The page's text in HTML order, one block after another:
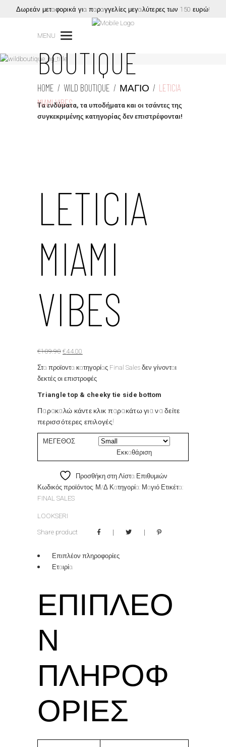
Δωρεάν μεταφορικά για παραγγελίες μεγαλύτερες των 150 ευρώ!
MENU
WILD
BOUTIQUE
HOME / WILD BOUTIQUE / ΜΑΓΙΌ / LETICIA
MIAMI VIBES
Τα ενδύματα, τα υποδήματα και οι τσάντες της
συγκεκριμένης κατηγορίας δεν επιστρέφονται!
LETICIA
MIAMI
VIBES
€109.90Original
was:
€109.90.
€44.00
τιμή
είναι:
€44.00.
Στα προϊοντα κατηγορίας Final Salesδεν γίνονται
δεκτές οι επιστροφές
Triangle top & cheeky tie side bottom
Παρακαλώ κάντε κλικ παρακάτω για να δείτε
περισσότερες επιλογές!
ΜΕΓΕΘΟΣ
Εκκαθάριση
Προσθήκη στη Λίστα Επιθυμιών
Κωδικός προϊόντος: Μ/Δ Κατηγορία: Μαγιό Ετικέτα:
FINAL SALES
LOOKSERI
Share product
Επιπλέον πληροφορίες
Εταιρία
ΕΠΙΠΛΈΟ
Ν
ΠΛΗΡΟΦ
ΟΡΊΕΣ